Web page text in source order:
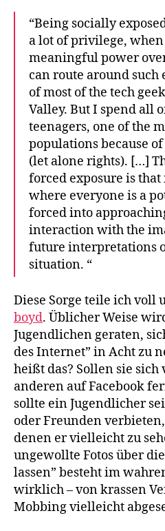
“Being socially
a lot of privilege,
meaningful power
can route around such
of most of the tech
Valley. But I spend all
teenagers, one of the
populations because
(let alone rights). […]
forced exposure is
where everyone is a
forced into
interaction with the
future interpretations
situation. “
Diese Sorge teile ich voll
boyd. Üblicher Weise
Jugendlichen geraten,
des Internet” in Acht zu
heißt das? Sollen sie sich
anderen auf Facebook
sollte ein Jugendlicher
oder Freunden
denen er vielleicht zu
ungewollte Fotos über
lassen” besteht im
wirklich – von krassen
Mobbing vielleicht